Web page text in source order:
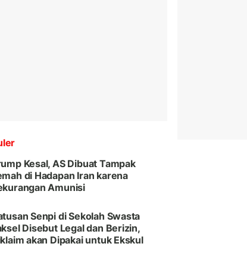
Kesal, AS Dibuat Tampak
di Hadapan Iran karena
Amunisi
Senpi di Sekolah Swasta
Disebut Legal dan Berizin,
akan Dipakai untuk Ekskul